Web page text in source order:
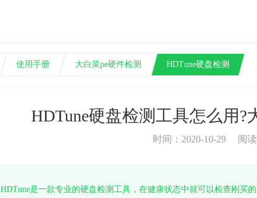
使用手册 大白菜pe硬件检测 HDTune硬盘检测
HDTune硬盘检测工具怎么用?
时间：2020-10-29 阅
HDTune是一款专业的硬盘检测工具，在健康状态中就可以检查刚买